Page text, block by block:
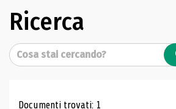
Ricerca
Cerca
Documenti trovati: 1